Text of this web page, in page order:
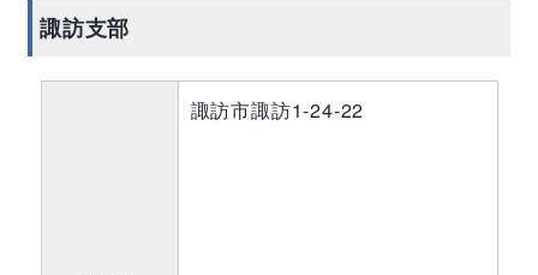
諏訪支部
諏訪市諏訪1-24-22